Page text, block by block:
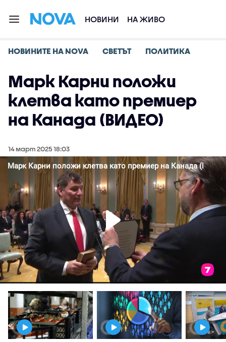
НОВИНИ НА ЖИВО
НОВИНИТЕ НА NOVA СВЕТЪТ ПОЛИТИКА
Марк Карни положи
клетва като премиер
на Канада (ВИДЕО)
14 март 2025 18:03